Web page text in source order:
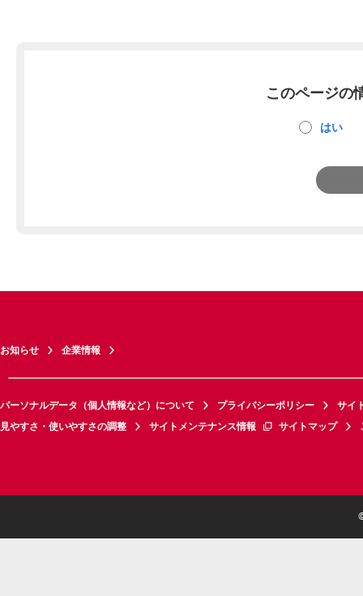
このページの
はい
お知らせ 企業情報
パーソナルデータ（個人情報など）について プライバシーポリシー
サイ
見やすさ・使いやすさの調整
サイトメンテナンス情報 サイトマップ